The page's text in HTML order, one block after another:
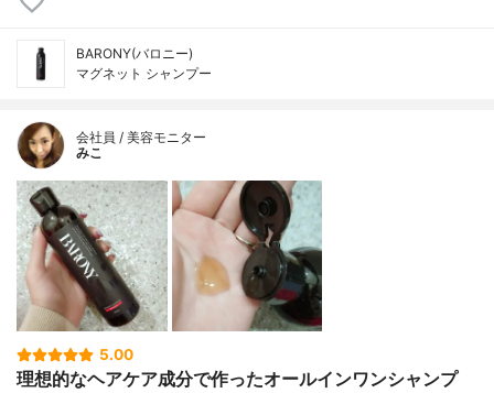
BARONY(バロニー)
マグネット シャンプー
会社員 / 美容モニター
みこ
5.00
理想的なヘアケア成分で作ったオールインワンシャンプ